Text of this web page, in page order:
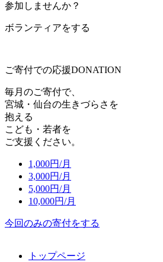
参加しませんか？
ボランティアをする
ご寄付での応援DONATION
毎月のご寄付で、
宮城・仙台の生きづらさを
抱える
こども・若者を
ご支援ください。
1,000円/月
3,000円/月
5,000円/月
10,000円/月
今回のみの寄付をする
トップページ